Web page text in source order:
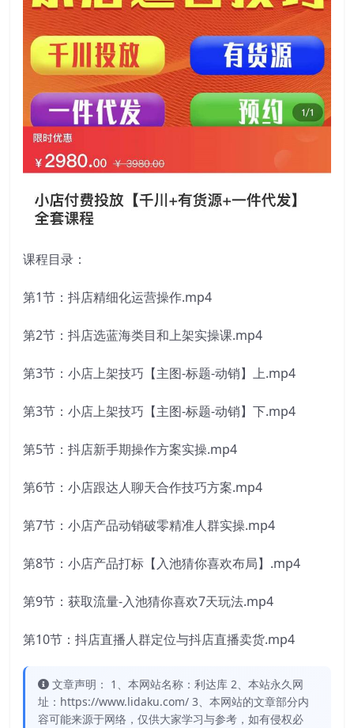
课程目录：
第1节：抖店精细化运营操作.mp4
第2节：抖店选蓝海类目和上架实操课.mp4
第3节：小店上架技巧【主图-标题-动销】上.mp4
第3节：小店上架技巧【主图-标题-动销】下.mp4
第5节：抖店新手期操作方案实操.mp4
第6节：小店跟达人聊天合作技巧方案.mp4
第7节：小店产品动销破零精准人群实操.mp4
第8节：小店产品打标【入池猜你喜欢布局】.mp4
第9节：获取流量-入池猜你喜欢7天玩法.mp4
第10节：抖店直播人群定位与抖店直播卖货.mp4
文章声明： 1、本网站名称：利达库 2、本站永久网
址：https://www.lidaku.com/ 3、本网站的文章部分内
容可能来源于网络，仅供大家学习与参考，如有侵权必